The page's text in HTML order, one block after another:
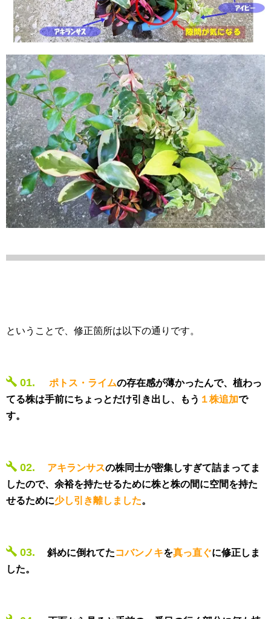
ということで、修正箇所は以下の通りです。
01. ポトス・ライムの存在感が薄かったんで、植わっ
てる株は手前にちょっとだけ引き出し、もう １株追加で
す。
02. アキランサスの株同士が密集しすぎて詰まってま
したので、余裕を持たせるために株と株の間に空間を持た
せるために少し引き離しました。
03. 斜めに倒れてたコバンノキを真っ直ぐに修正しま
した。